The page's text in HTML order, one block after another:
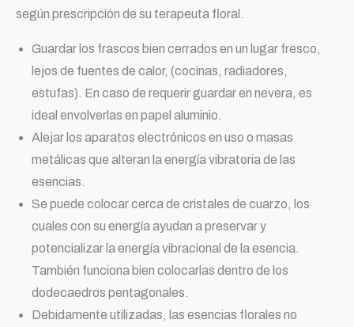
según prescripción de su terapeuta floral.
Guardar los frascos bien cerrados en un lugar fresco,
lejos de fuentes de calor, (cocinas, radiadores,
estufas). En caso de requerir guardar en nevera, es
ideal envolverlas en papel aluminio.
Alejar los aparatos electrónicos en uso o masas
metálicas que alteran la energía vibratoria de las
esencias.
Se puede colocar cerca de cristales de cuarzo, los
cuales con su energía ayudan a preservar y
potencializar la energía vibracional de la esencia.
También funciona bien colocarlas dentro de los
dodecaedros pentagonales.
Debidamente utilizadas, las esencias florales no